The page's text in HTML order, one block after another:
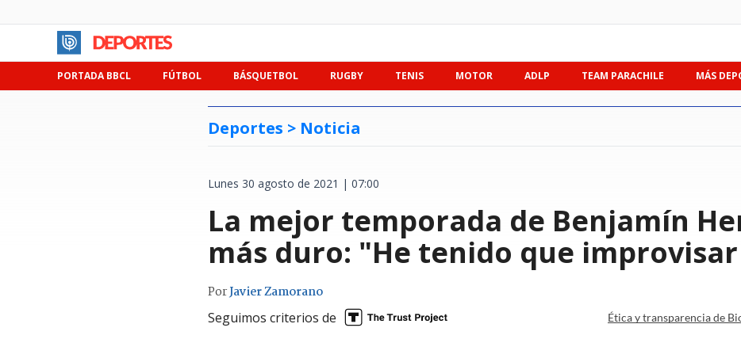
PORTADA BBCL FÚTBOL BÁSQUETBOL RUGBY TENIS MOTOR ADLP TEAM PARACHILE MÁS
Deportes > Noticia
Lunes 30 agosto de 2021 | 07:00
La mejor temporada de Benjamín
más duro: "He tenido que
PorJavier Zamorano
Seguimos criterios de Ética y transparencia de